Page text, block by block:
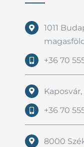
1011
+36 70
+36 70
8000